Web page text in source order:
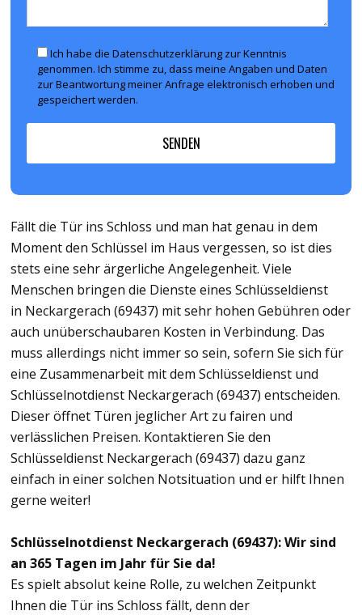
Ich habe die Datenschutzerklärung zur Kenntnis
genommen. Ich stimme zu, dass meine Angaben und Daten
zur Beantwortung meiner Anfrage elektronisch erhoben und
gespeichert werden.
Fällt die Tür ins Schloss und man hat genau in dem
Moment den Schlüssel im Haus vergessen, so ist dies
stets eine sehr ärgerliche Angelegenheit. Viele
Menschen bringen die Dienste eines Schlüsseldienst
in Neckargerach (69437) mit sehr hohen Gebühren oder
auch unüberschaubaren Kosten in Verbindung. Das
muss allerdings nicht immer so sein, sofern Sie sich für
eine Zusammenarbeit mit dem Schlüsseldienst und
Schlüsselnotdienst Neckargerach (69437) entscheiden.
Dieser öffnet Türen jeglicher Art zu fairen und
verlässlichen Preisen. Kontaktieren Sie den
Schlüsseldienst Neckargerach (69437) dazu ganz
einfach in einer solchen Notsituation und er hilft Ihnen
gerne weiter!
Schlüsselnotdienst Neckargerach (69437): Wir sind
an 365 Tagen im Jahr für Sie da!
Es spielt absolut keine Rolle, zu welchen Zeitpunkt
Ihnen die Tür ins Schloss fällt, denn der